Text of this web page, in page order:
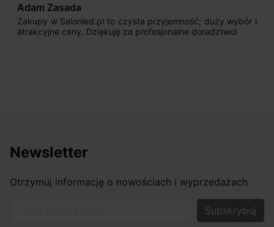
Adam Zasada
Zakupy w Salonled.pl to czysta przyjemność; duży wybór i
atrakcyjne ceny. Dziękuję za profesjonalne doradztwo!
Newsletter
Otrzymuj informację o nowościach i wyprzedażach